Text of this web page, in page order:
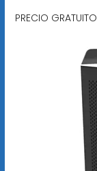
PRECIO GRATUITO